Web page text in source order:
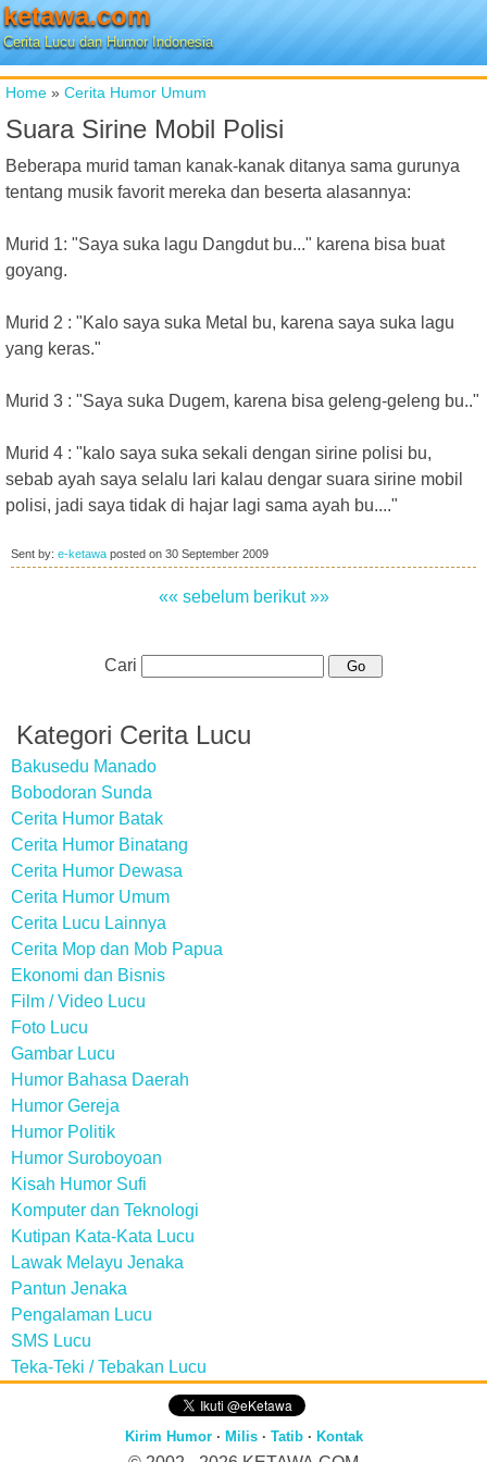
ketawa.com
Cerita Lucu dan Humor Indonesia
Home » Cerita Humor Umum
Suara Sirine Mobil Polisi
Beberapa murid taman kanak-kanak ditanya sama gurunya
tentang musik favorit mereka dan beserta alasannya:
Murid 1: "Saya suka lagu Dangdut bu..." karena bisa buat
goyang.
Murid 2 : "Kalo saya suka Metal bu, karena saya suka lagu
yang keras."
Murid 3 : "Saya suka Dugem, karena bisa geleng-geleng bu.."
Murid 4 : "kalo saya suka sekali dengan sirine polisi bu,
sebab ayah saya selalu lari kalau dengar suara sirine mobil
polisi, jadi saya tidak di hajar lagi sama ayah bu...."
Sent by: e-ketawa posted on 30 September 2009
«« sebelum berikut »»
Cari
Kategori Cerita Lucu
Bakusedu Manado
Bobodoran Sunda
Cerita Humor Batak
Cerita Humor Binatang
Cerita Humor Dewasa
Cerita Humor Umum
Cerita Lucu Lainnya
Cerita Mop dan Mob Papua
Ekonomi dan Bisnis
Film / Video Lucu
Foto Lucu
Gambar Lucu
Humor Bahasa Daerah
Humor Gereja
Humor Politik
Humor Suroboyoan
Kisah Humor Sufi
Komputer dan Teknologi
Kutipan Kata-Kata Lucu
Lawak Melayu Jenaka
Pantun Jenaka
Pengalaman Lucu
SMS Lucu
Teka-Teki / Tebakan Lucu
Kirim Humor· Milis· Tatib· Kontak